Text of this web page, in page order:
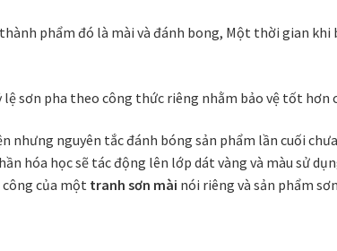
phẩm đó là mài và đánh bong, Một thời gian
sơn pha theo công thức riêng nhằm bảo vệ tốt hơn
nguyên tắc đánh bóng sản phẩm lần cuối
hóa học sẽ tác động lên lớp dát vàng và màu sử
công của một tranh sơn mài nói riêng và sản phẩm